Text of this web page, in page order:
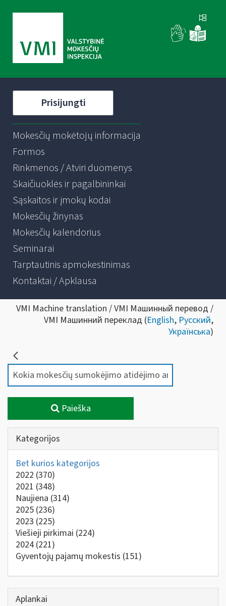
Prisijungti
Mokesčių mokėtojų informacija
Formos
Rinkmenos / Atviri duomenys
Skaičiuoklės ir pagalbininkai
Sąskaitos ir įmokų kodai
Mokesčių žinynas
Mokesčių kalendorius
Seminarai
Tarptautinis apmokestinimas
Kontaktai / Apklausa
VMI Machine translation / VMI Машинный перевод /
VMI Машинний переклад (English, Русский,
Українська)
Paieška
Kategorijos
Bet kurios kategorijos
2022 (370)
2021 (348)
Naujiena (314)
2025 (236)
2023 (225)
Viešieji pirkimai (224)
2024 (221)
Gyventojų pajamų mokestis (151)
Aplankai